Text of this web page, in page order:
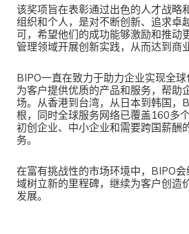
该奖项旨在表彰通过出色的人才战略
组织和个人，是对不断创新、追求卓
可，希望他们的成功能够激励和推动
管理领域开展创新实践，从而达到商
BIPO一直在致力于助力企业实现全
为客户提供优质的产品和服务，帮助
场。从香港到台湾，从日本到韩国，
根，同时全球服务网络已覆盖160多
初创企业、中小企业和需要跨国薪酬
务。
在富有挑战性的市场环境中，BIPO
域树立新的里程碑，继续为客户创造
发展。